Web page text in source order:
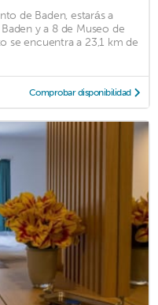
de Baden, estarás a
y a 8 de Museo de
se encuentra a 23,1 km de
Comprobar disponibilidad